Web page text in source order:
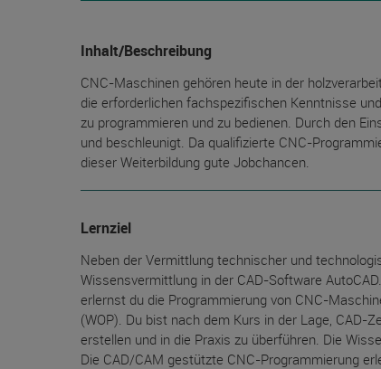
Inhalt/Beschreibung
CNC-Maschinen gehören heute in der
die erforderlichen fachspezifischen Kenntnisse
zu programmieren und zu bedienen. Durch den
und beschleunigt. Da qualifizierte CNC-
dieser Weiterbildung gute Jobchancen.
Lernziel
Neben der Vermittlung technischer und
Wissensvermittlung in der CAD-Software
erlernst du die Programmierung von CNC-
(WOP). Du bist nach dem Kurs in der Lage, CAD-
erstellen und in die Praxis zu überführen. Die
Die CAD/CAM gestützte CNC-Programmierung